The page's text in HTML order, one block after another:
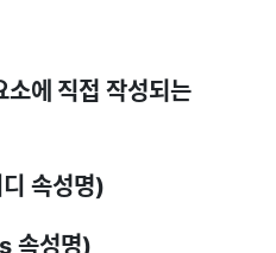
에 직접 작성되는
속성명)
속성명)